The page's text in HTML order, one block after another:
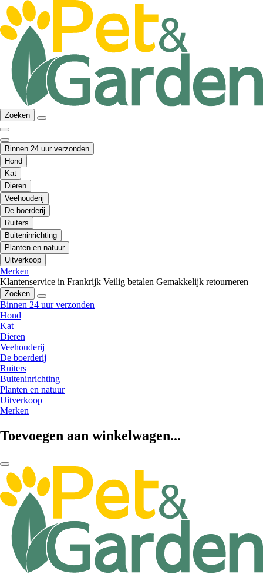
Zoeken
Binnen 24 uur verzonden
Hond
Kat
Dieren
Veehouderij
De boerderij
Ruiters
Buiteninrichting
Planten en natuur
Uitverkoop
Merken
Klantenservice in Frankrijk Veilig betalen Gemakkelijk retourneren
Zoeken
Binnen 24 uur verzonden
Hond
Kat
Dieren
Veehouderij
De boerderij
Ruiters
Buiteninrichting
Planten en natuur
Uitverkoop
Merken
Toevoegen aan winkelwagen...